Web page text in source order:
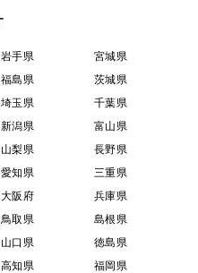
岩手県
宮城県
福島県
茨城県
埼玉県
千葉県
新潟県
富山県
山梨県
長野県
愛知県
三重県
大阪府
兵庫県
鳥取県
島根県
山口県
徳島県
高知県 福岡県